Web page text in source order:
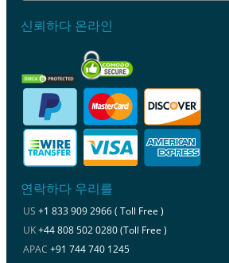
신뢰하다 온라인
연락하다 우리를
US +1 833 909 2966 ( Toll Free )
UK+44 808 502 0280 (Toll Free )
APAC +91 744 740 1245